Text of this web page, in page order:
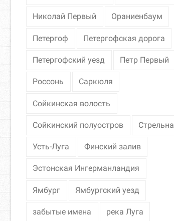
Николай Первый Ораниенбаум
Петергоф Петергофская дорога
Петергофский уезд Петр Первый
Россонь Саркюля
Сойкинская волость
Сойкинский полуостров Стрельна
Усть-Луга Финский залив
Эстонская Ингерманландия
Ямбург Ямбургский уезд
забытые имена река Луга